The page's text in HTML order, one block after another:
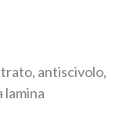
antiscivolo,
lamina